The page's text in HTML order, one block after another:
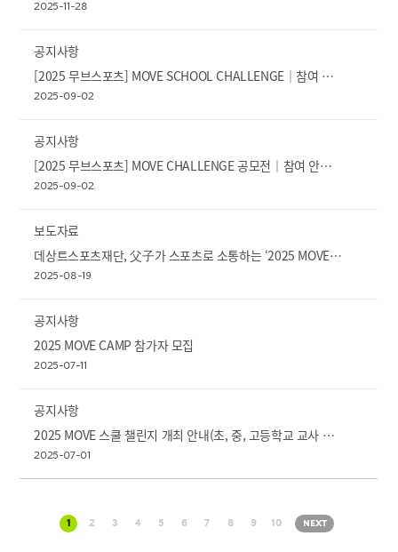
2025-11-28
공지사항
[2025 무브스포츠] MOVE SCHOOL CHALLENGE｜참여 안내｜교사 부문
2025-09-02
공지사항
[2025 무브스포츠] MOVE CHALLENGE 공모전｜참여 안내｜학생 부문
2025-09-02
보도자료
데상트스포츠재단, 父子가 스포츠로 소통하는 ‘2025 MOVE CAMP’ 성료
2025-08-19
공지사항
2025 MOVE CAMP 참가자 모집
2025-07-11
공지사항
2025 MOVE 스쿨 챌린지 개최 안내(초, 중, 고등학교 교사 참여)
2025-07-01
1 2 3 4 5 6 7 8 9 10 NEXT